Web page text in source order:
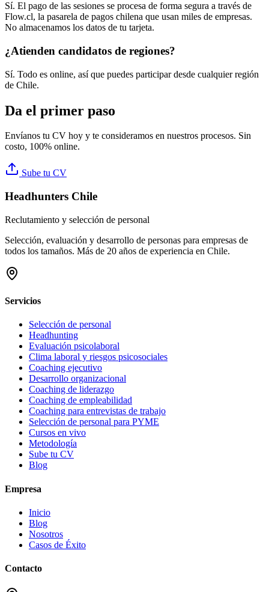
Sí. El pago de las sesiones se procesa de forma segura a través de
Flow.cl, la pasarela de pagos chilena que usan miles de empresas.
No almacenamos los datos de tu tarjeta.
¿Atienden candidatos de regiones?
Sí. Todo es online, así que puedes participar desde cualquier región
de Chile.
Da el primer paso
Envíanos tu CV hoy y te consideramos en nuestros procesos. Sin
costo, 100% online.
Sube tu CV
Headhunters Chile
Reclutamiento y selección de personal
Selección, evaluación y desarrollo de personas para empresas de
todos los tamaños. Más de 20 años de experiencia en Chile.
Servicios
Selección de personal
Headhunting
Evaluación psicolaboral
Clima laboral y riesgos psicosociales
Coaching ejecutivo
Desarrollo organizacional
Coaching de liderazgo
Coaching de empleabilidad
Coaching para entrevistas de trabajo
Selección de personal para PYME
Cursos en vivo
Metodología
Sube tu CV
Blog
Empresa
Inicio
Blog
Nosotros
Casos de Éxito
Contacto